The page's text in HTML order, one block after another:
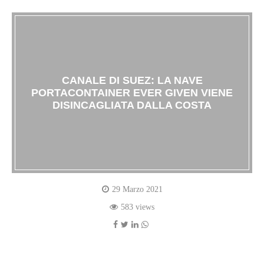
CANALE DI SUEZ: LA NAVE
PORTACONTAINER EVER GIVEN VIENE
DISINCAGLIATA DALLA COSTA
29 Marzo 2021
583 views